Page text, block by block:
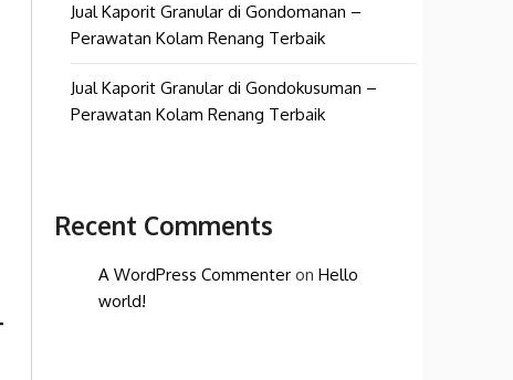
Jual Kaporit Granular di Gondomanan –
Perawatan Kolam Renang Terbaik
Jual Kaporit Granular di Gondokusuman –
Perawatan Kolam Renang Terbaik
Recent Comments
A WordPress Commenter on Hello
world!